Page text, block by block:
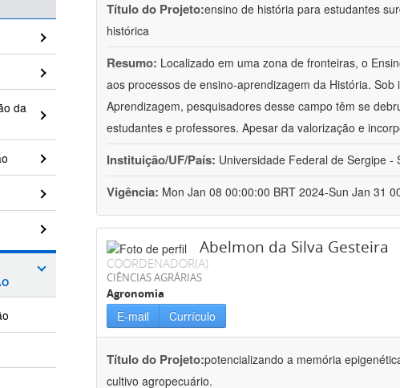
da
Título do Projeto:ensino de história para estudantes
histórica
Resumo: Localizado em uma zona de fronteiras, o
aos processos de ensino-aprendizagem da História.
Aprendizagem, pesquisadores desse campo têm se
estudantes e professores. Apesar da valorização e
Instituição/UF/País: Universidade Federal de Sergipe -
Vigência: Mon Jan 08 00:00:00 BRT 2024-Sun Jan 31
Abelmon da Silva Gesteira
COORDENADOR(A)
CIÊNCIAS AGRÁRIAS
Agronomia
E-mail Currículo
Título do Projeto:potencializando a memória
cultivo agropecuário.